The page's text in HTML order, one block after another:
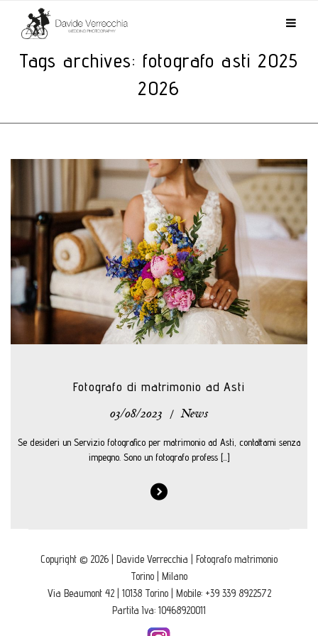
Tags archives: fotografo asti 2025
2026
Fotografo di matrimonio ad Asti
03/08/2023 / News
Se desideri un Servizio fotografico per matrimonio ad Asti, contattami senza
impegno. Sono un fotografo profess [...]
Copyright © 2026 | Davide Verrecchia | Fotografo matrimonio
Torino | Milano
Via Beaumont 42 | 10138 Torino | Mobile: +39 339 8922572
Partita Iva: 10468920011